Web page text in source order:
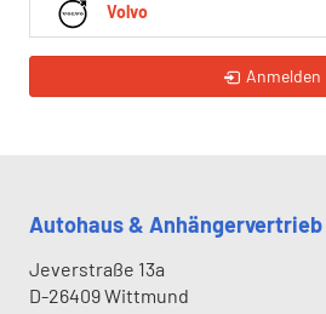
Volvo
Anmelden
Autohaus &
Jeverstraße 13a
D-26409Wittmund